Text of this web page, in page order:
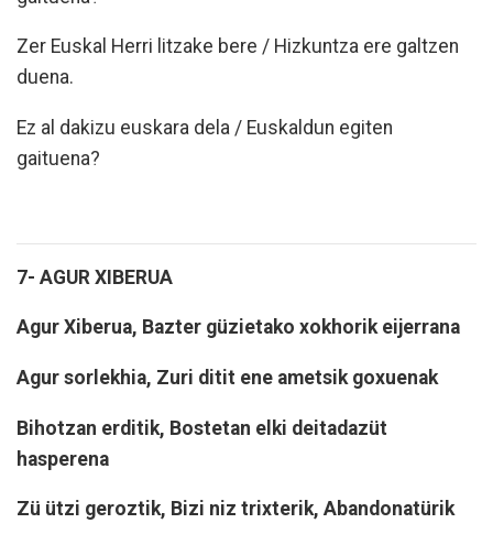
Zer Euskal Herri litzake bere / Hizkuntza ere galtzen
duena.
Ez al dakizu euskara dela / Euskaldun egiten
gaituena?
7- AGUR XIBERUA
Agur Xiberua, Bazter güzietako xokhorik eijerrana
Agur sorlekhia, Zuri ditit ene ametsik goxuenak
Bihotzan erditik, Bostetan elki deitadazüt
hasperena
Zü ützi geroztik, Bizi niz trixterik, Abandonatürik